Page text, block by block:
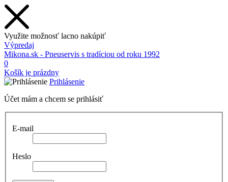
Využite možnosť lacno nakúpiť
Výpredaj
Mikona.sk - Pneuservis s tradíciou od roku 1992
0
Košík je prázdny
Prihlásenie
Účet mám a chcem se prihlásiť
E-mail
Heslo